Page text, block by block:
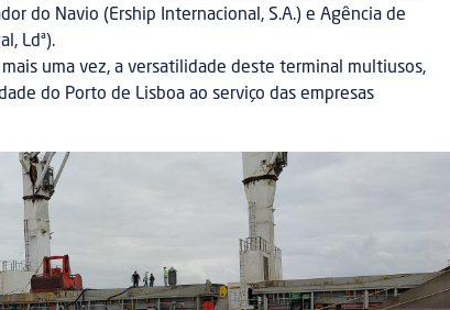
do Navio (Ership Internacional, S.A.) e Agência de
Ldª).
uma vez, a versatilidade deste terminal multiusos,
do Porto de Lisboa ao serviço das empresas